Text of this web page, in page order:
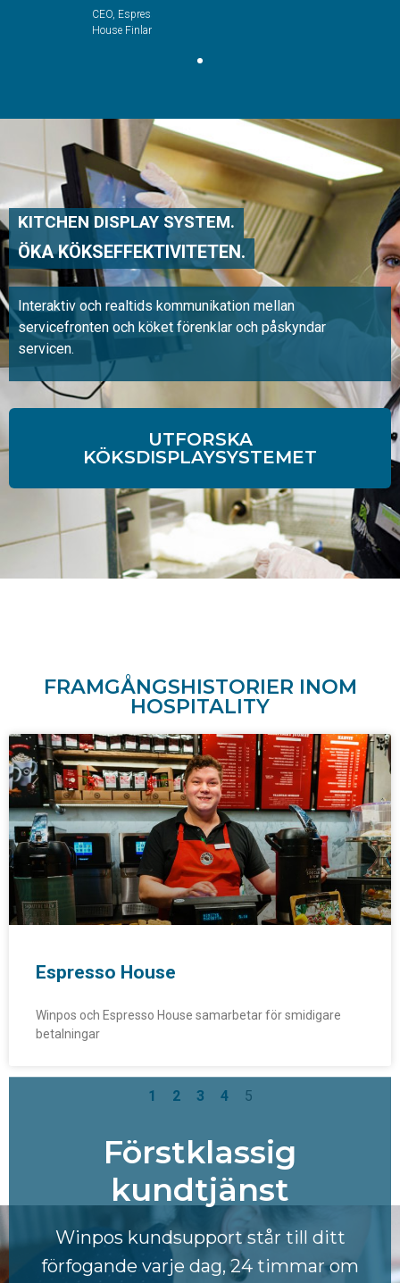
CEO, Espresso
House Finland
KITCHEN DISPLAY SYSTEM.
ÖKA KÖKSEFFEKTIVITETEN.
Interaktiv och realtids kommunikation mellan
servicefronten och köket förenklar och påskyndar
servicen.
UTFORSKA
KÖKSDISPLAYSYSTEMET
FRAMGÅNGSHISTORIER INOM
HOSPITALITY
Espresso House
Winpos och Espresso House samarbetar för smidigare
betalningar
1 2 3 4 5
Förstklassig
kundtjänst
Winpos kundsupport står till ditt
förfogande varje dag, 24 timmar om